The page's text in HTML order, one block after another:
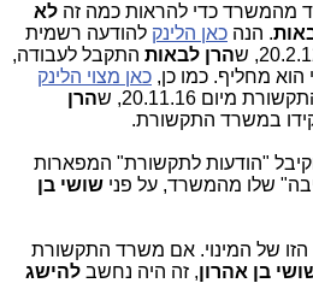
מהמשרד כדי להראות כמה זה לא
. הנה כאן הלינק להודעה רשמית
הרן לבאות התקבל לעבודה,
מחליף. כמו כן, כאן מצוי הלינק
20.11.16, ש
הרן
במשרד התקשורת.
"הודעות לתקשורת" המפארות
שלו מהמשרד, על פני שושי בן
הזו של המינוי. אם משרד התקשורת
בן אהרון, זה היה נחשב להישג